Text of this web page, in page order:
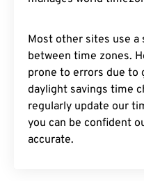
Most other sites use
between time zones.
prone to errors due to
daylight savings time
regularly update our
you can be confident
accurate.